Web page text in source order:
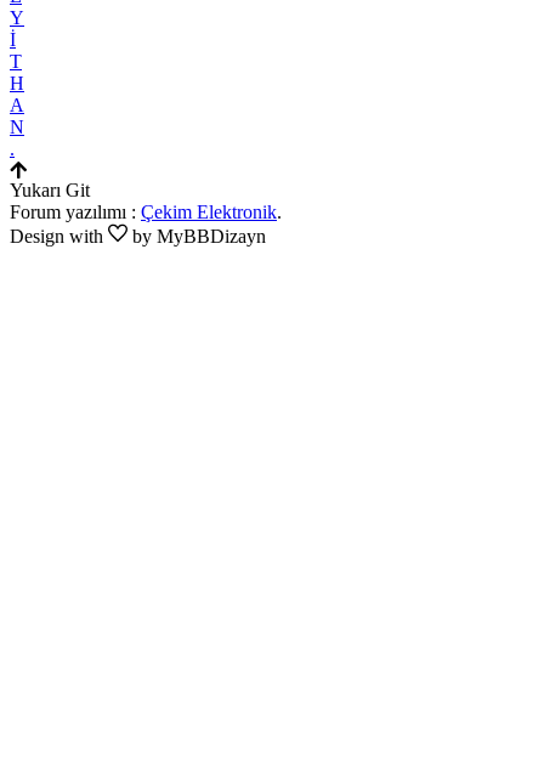
Y
İ
T
H
A
N
.
Yukarı Git
Forum yazılımı : Çekim Elektronik.
Design with
by MyBBDizayn